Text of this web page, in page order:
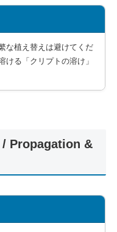
な植え替えは避けてくだ
ける「クリプトの溶け」
/ Propagation &